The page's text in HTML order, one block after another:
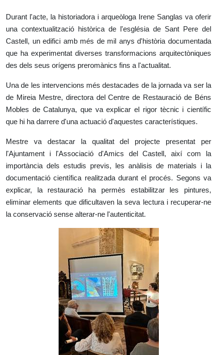
Durant l'acte, la historiadora i arqueòloga Irene Sanglas va oferir
una contextualització històrica de l'església de Sant Pere del
Castell, un edifici amb més de mil anys d'història documentada
que ha experimentat diverses transformacions arquitectòniques
des dels seus orígens preromànics fins a l'actualitat.
Una de les intervencions més destacades de la jornada va ser la
de Mireia Mestre, directora del Centre de Restauració de Béns
Mobles de Catalunya, que va explicar el rigor tècnic i científic
que hi ha darrere d'una actuació d'aquestes característiques.
Mestre va destacar la qualitat del projecte presentat per
l'Ajuntament i l'Associació d'Amics del Castell, així com la
importància dels estudis previs, les anàlisis de materials i la
documentació científica realitzada durant el procés. Segons va
explicar, la restauració ha permès estabilitzar les pintures,
eliminar elements que dificultaven la seva lectura i recuperar-ne
la conservació sense alterar-ne l'autenticitat.